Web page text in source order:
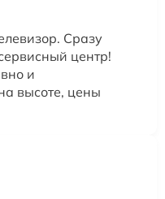
Сразу
центр!
и
высоте, цены